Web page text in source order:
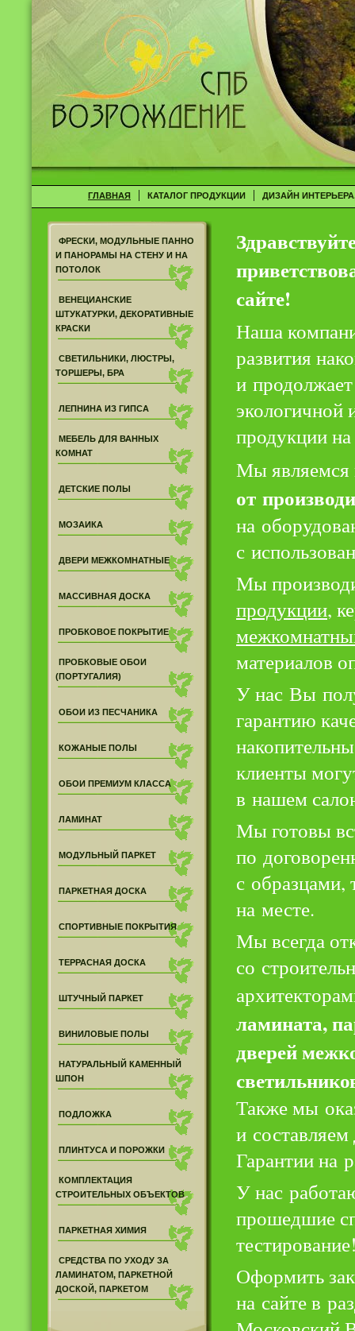
ГЛАВНАЯ | КАТАЛОГ ПРОДУКЦИИ | ДИЗАЙН
ФРЕСКИ, МОДУЛЬНЫЕ ПАННО
И ПАНОРАМЫ НА СТЕНУ И НА
ПОТОЛОК
ВЕНЕЦИАНСКИЕ
ШТУКАТУРКИ, ДЕКОРАТИВНЫЕ
КРАСКИ
СВЕТИЛЬНИКИ, ЛЮСТРЫ,
ТОРШЕРЫ, БРА
ЛЕПНИНА ИЗ ГИПСА
МЕБЕЛЬ ДЛЯ ВАННЫХ
КОМНАТ
ДЕТСКИЕ ПОЛЫ
МОЗАИКА
ДВЕРИ МЕЖКОМНАТНЫЕ
МАССИВНАЯ ДОСКА
ПРОБКОВОЕ ПОКРЫТИЕ
ПРОБКОВЫЕ ОБОИ
(ПОРТУГАЛИЯ)
ОБОИ ИЗ ПЕСЧАНИКА
КОЖАНЫЕ ПОЛЫ
ОБОИ ПРЕМИУМ КЛАССА
ЛАМИНАТ
МОДУЛЬНЫЙ ПАРКЕТ
ПАРКЕТНАЯ ДОСКА
СПОРТИВНЫЕ ПОКРЫТИЯ
ТЕРРАСНАЯ ДОСКА
ШТУЧНЫЙ ПАРКЕТ
ВИНИЛОВЫЕ ПОЛЫ
НАТУРАЛЬНЫЙ КАМЕННЫЙ
ШПОН
ПОДЛОЖКА
ПЛИНТУСА И ПОРОЖКИ
КОМПЛЕКТАЦИЯ
СТРОИТЕЛЬНЫХ ОБЪЕКТОВ
ПАРКЕТНАЯ ХИМИЯ
СРЕДСТВА ПО УХОДУ ЗА
ЛАМИНАТОМ, ПАРКЕТНОЙ
ДОСКОЙ, ПАРКЕТОМ
сайте!
Наша
развития
и
экологичной
продукции
Мы являемся
от
на
с
Мы
продукции,
материалов
У нас Вы
гарантию
клиенты
в нашем
Мы готовы
по
с
на месте.
Мы всегда
со
ламината,
дверей
Также мы
и
Гарантии на
У нас
прошедшие
Оформить
на сайте в